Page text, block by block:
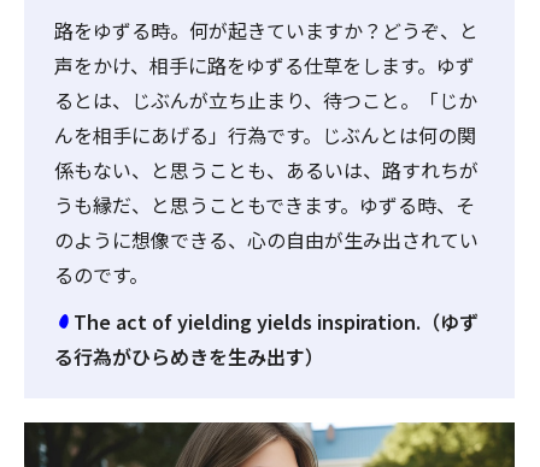
路をゆずる時。何が起きていますか？どうぞ、と
声をかけ、相手に路をゆずる仕草をします。ゆず
るとは、じぶんが立ち止まり、待つこと。「じか
んを相手にあげる」行為です。じぶんとは何の関
係もない、と思うことも、あるいは、路すれちが
うも縁だ、と思うこともできます。ゆずる時、そ
のように想像できる、心の自由が生み出されてい
るのです。
The act of yielding yields inspiration.（ゆず
る行為がひらめきを生み出す）